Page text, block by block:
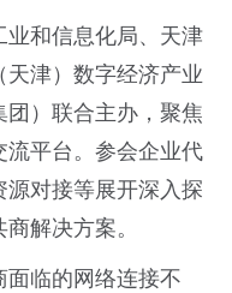
业和信息化局、天津
津）数字经济产业
）联合主办，聚焦
流平台。参会企业代
对接等展开深入探
解决方案。
临的网络连接不